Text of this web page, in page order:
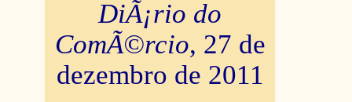
DiÃ¡rio do
ComÃ©rcio, 27 de
dezembro de 2011